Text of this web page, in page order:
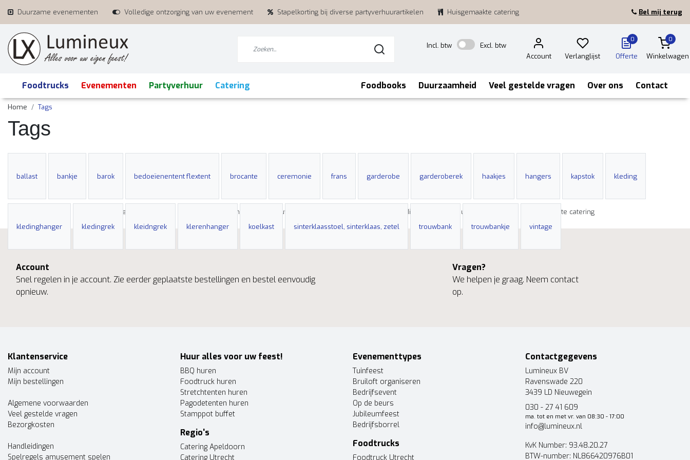
Duurzame evenementen Volledige ontzorging van uw evenement Stapelkorting bij diverse partyverhuurartikelen Huisgemaakte catering Bel mij terug
Incl. btw
Excl. btw
Account
Verlanglijst
0
Offerte
0
Winkelwagen
Foodtrucks Evenementen Partyverhuur Catering Foodbooks Duurzaamheid Veel gestelde vragen Over ons Contact
Home Tags
Tags
ballast bankje barok bedoeïenentent flextent brocante ceremonie frans garderobe garderoberek haakjes hangers kapstok kleding
kledinghanger kledingrek kleidngrek klerenhanger koelkast sinterklaasstoel, sinterklaas, zetel trouwbank trouwbankje vintage
Duurzame evenementen Volledige ontzorging van uw evenement Stapelkorting bij diverse partyverhuurartikelen Huisgemaakte catering
Account
Snel regelen in je account. Zie eerder geplaatste bestellingen en bestel eenvoudig
opnieuw.
Vragen?
We helpen je graag. Neem contact
op.
Klantenservice
Mijn account
Mijn bestellingen
Algemene voorwaarden
Veel gestelde vragen
Bezorgkosten
Handleidingen
Spelregels amusement spelen
Huur alles voor uw feest!
BBQ huren
Foodtruck huren
Stretchtenten huren
Pagodetenten huren
Stamppot buffet
Regio's
Catering Apeldoorn
Catering Utrecht
Evenementtypes
Tuinfeest
Bruiloft organiseren
Bedrijfsevent
Op de beurs
Jubileumfeest
Bedrijfsborrel
Foodtrucks
Foodtruck Utrecht
Contactgegevens
Lumineux BV
Ravenswade 220
3439 LD Nieuwegein
030 - 27 41 609
ma. tot en met vr. van 08:30 - 17:00
info@lumineux.nl
KvK Number: 93.48.20.27
BTW-number: NL866420976B01